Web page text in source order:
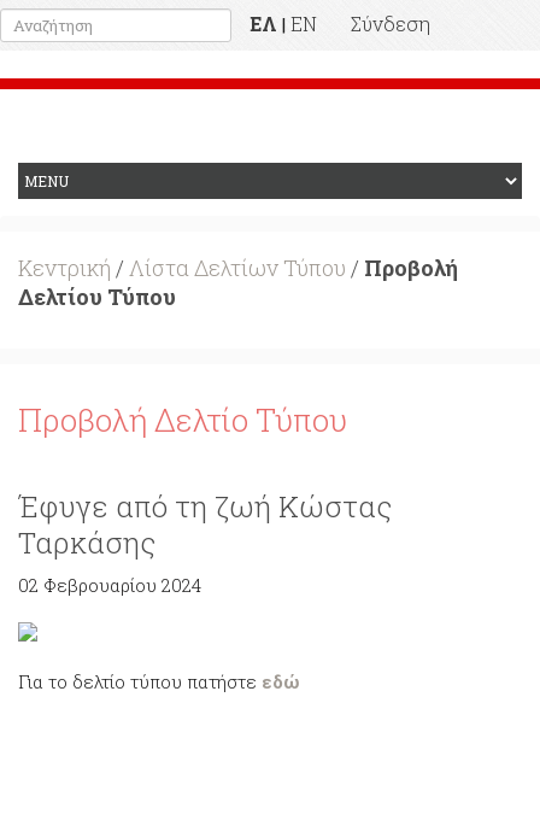
ΕΛ | EN
Σύνδεση
Κεντρική / Λίστα Δελτίων Τύπου / Προβολή
Δελτίου Τύπου
Προβολή Δελτίο Τύπου
Έφυγε από τη ζωή Κώστας
Ταρκάσης
02 Φεβρουαρίου 2024
Για το δελτίο τύπου πατήστε εδώ